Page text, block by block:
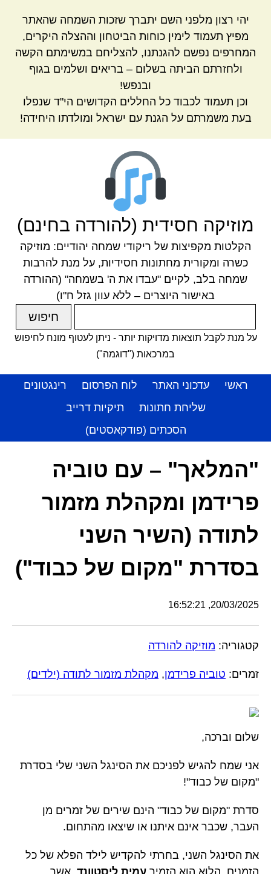
יהי רצון מלפני השם יתברך שזכות השמחה שהאתר
מפיץ תעמוד לימין כוחות הביטחון וההצלה היקרים,
המחרפים נפשם להגנתנו, להצליחם במשימתם הקשה
ולחזרתם הביתה בשלום – בריאים ושלמים בגוף
ובנפש!
וכן תעמוד לכבוד כל החללים הקדושים הי"ד שנפלו
בעת משמרתם על הגנת עם ישראל ומולדתו היחידה!
מוזיקה חסידית (להורדה בחינם)
הקלטות מקפיצות של ריקודי שמחה יהודיים: מוזיקה
כשרה ומקורית מחתונות חסידיות, על מנת להרבות
שמחה בלב, לקיים "עבדו את ה' בשמחה" (ההורדה
באישור היוצרים – ללא עוון גזל ח"ו)
על מנת לקבל תוצאות מדויקות יותר - ניתן לעטוף מונח לחיפוש
במרכאות ("דוגמה")
ראשי עדכוני האתר לוח הפרסום
רינגטונים
שליחת חתונות
תיקיות דרייב
הסכתים (פודקאסטים)
"המלאך" – עם טוביה
פרידמן ומקהלת מזמור
לתודה (השיר השני
בסדרת "מקום של כבוד")
20/03/2025, 16:52:21
קטגוריה: מוזיקה להורדה
זמרים: טוביה פרידמן, מקהלת מזמור לתודה (ילדים)
שלום וברכה,
אני שמח להגיש לפניכם את הסינגל השני שלי בסדרת
"מקום של כבוד"!
סדרת "מקום של כבוד" הינם שירים של זמרים מן
העבר, שכבר אינם איתנו או שיצאו מהתחום.
את הסינגל השני, בחרתי להקדיש לילד הפלא של כל
הזמנים, הלוא הוא הזמיר עמית ליסטוונד, אשר